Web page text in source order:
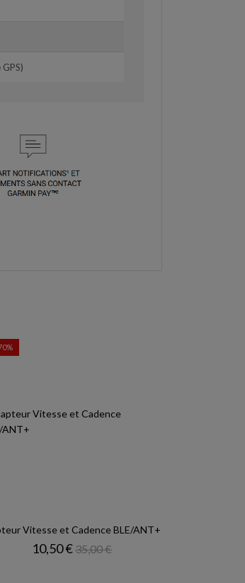
Vitesse et Cadence BLE/ANT+
Prix
10,50 €Prix de base
35,00 €